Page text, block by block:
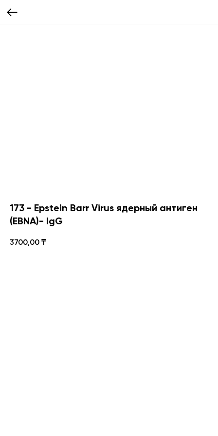
173 - Epstein Barr Virus ядерный антиген
(EBNA)- IgG
3700,00 ₸